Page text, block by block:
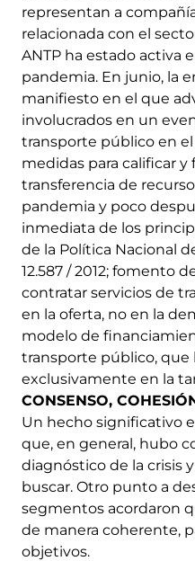
representan a
relacionada con el
ANTP ha estado activa
pandemia. En junio, la
manifiesto en el que
involucrados en un
transporte público en
medidas para calificar y
transferencia de
pandemia y poco
inmediata de los
de la Política Nacional
12.587 / 2012; fomento
contratar servicios de
en la oferta, no en la
modelo de
transporte público, que
exclusivamente en la
CONSENSO,
Un hecho significativo
que, en general, hubo
diagnóstico de la crisis
buscar. Otro punto a
segmentos acordaron
de manera coherente,
objetivos.